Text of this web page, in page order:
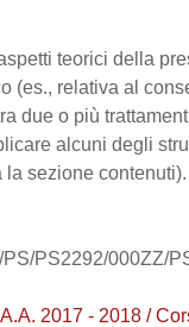
teorici della
(es., relativa al
due o più
alcuni degli
sezione contenuti).
PS2292/000ZZ/
2017 - 2018 /